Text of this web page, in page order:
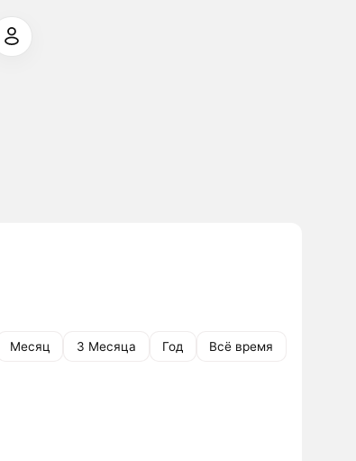
Месяц 3 Месяца Год Всё время